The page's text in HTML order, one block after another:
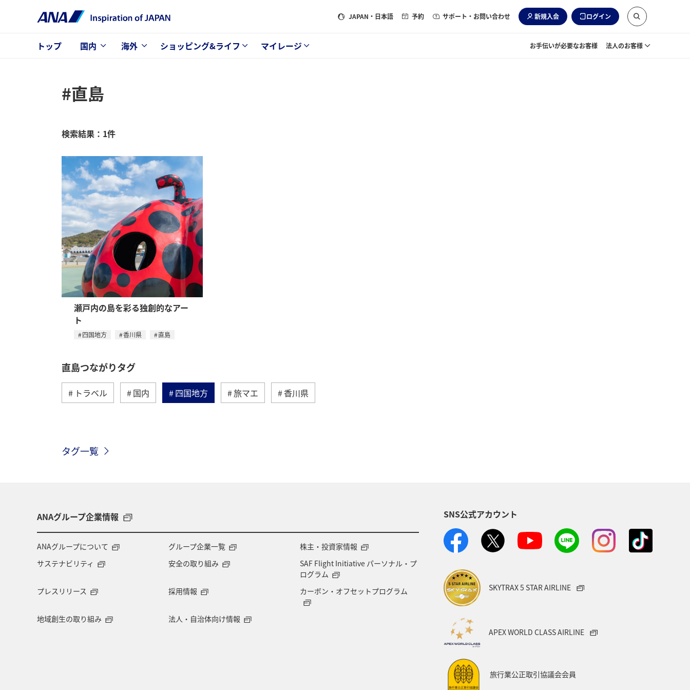
JAPAN ・日本語 予約 サポート・お問い合わせ 新規入会 ログイン
トップ 国内 海外 ショッピング&ライフ マイレージ お手伝いが必要なお客様 法人のお客様
#直島
検索結果：1件
瀬戸内の島を彩る独創的なアー
ト
四国地方 香川県 直島
直島つながりタグ
トラベル 国内 四国地方 旅マエ 香川県
タグ一覧
ANAグループ企業情報
ANAグループについて グループ企業一覧
株主・投資家情報
サステナビリティ
安全の取り組み
SAF Flight Initiative パーソナル・プ
ログラム
プレスリリース
採用情報 カーボン・オフセットプログラム
地域創生の取り組み 法人・自治体向け情報
SNS公式アカウント
SKYTRAX 5 STAR AIRLINE
APEX WORLD CLASS AIRLINE
旅行業公正取引協議会会員